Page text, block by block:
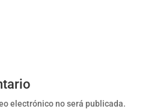
electrónico no será publicada.